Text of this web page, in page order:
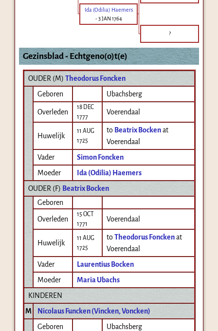
Ida (Odilia) Haemers
-3 JAN 1764
?
Gezinsblad - Echtgeno(o)t(e)
OUDER (M) Theodorus Foncken
Geboren
Ubachsberg
Overleden
18 DEC
1777
Voerendaal
Huwelijk
11 AUG
1725
to Beatrix Bocken at
Voerendaal
Vader
Simon Foncken
Moeder
Ida (Odilia) Haemers
OUDER (F) Beatrix Bocken
Geboren
Overleden
15 OCT
1771
Voerendaal
Huwelijk
11 AUG
1725
toTheodorus Foncken at
Voerendaal
Vader
Laurentius Bocken
Moeder
Maria Ubachs
KINDEREN
M
Nicolaus Funcken (Vincken, Voncken)
Geboren
Ubachsberg